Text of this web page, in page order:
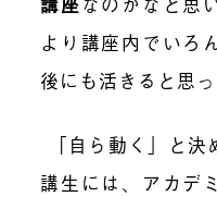
より講座内でいろ
後にも活きると思
「自ら動く」と
講生には、アカデ